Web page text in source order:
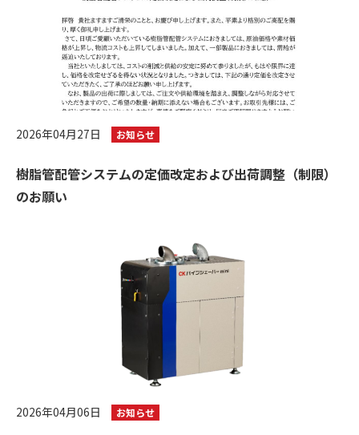
2026年04月27日 お知らせ
樹脂管配管システムの定価改定および出荷調整（制限）
のお願い
2026年04月06日 お知らせ